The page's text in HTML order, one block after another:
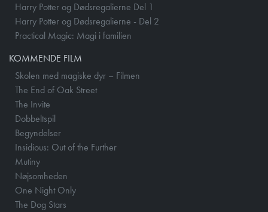
Harry Potter og Dødsregalierne Del 1
Harry Potter og Dødsregalierne - Del 2
Practical Magic: Magi i familien
KOMMENDE FILM
Skolen med magiske dyr – Filmen
The End of Oak Street
The Invite
Dobbeltspil
Begyndelser
Insidious: Out of the Further
Mutiny
Nøjsomheden
One Night Only
The Dog Stars